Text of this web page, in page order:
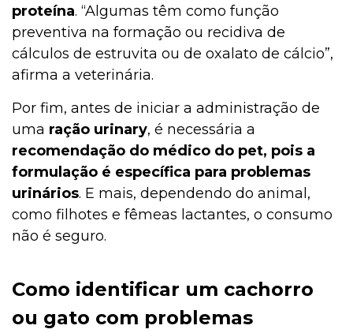
proteína. “Algumas têm como função
preventiva na formação ou recidiva de
cálculos de estruvita ou de oxalato de cálcio”,
afirma a veterinária.
Por fim, antes de iniciar a administração de
uma ração urinary, é necessária a
recomendação do médico do pet, pois a
formulação é específica para problemas
urinários. E mais, dependendo do animal,
como filhotes e fêmeas lactantes, o consumo
não é seguro.
Como identificar um cachorro
ou gato com problemas